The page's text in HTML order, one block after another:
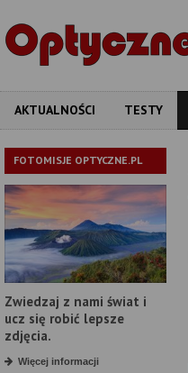
AKTUALNOŚCI TESTY
FOTOMISJE OPTYCZNE.PL
Zwiedzaj z nami świat i
ucz się robić lepsze
zdjęcia.
Więcej informacji